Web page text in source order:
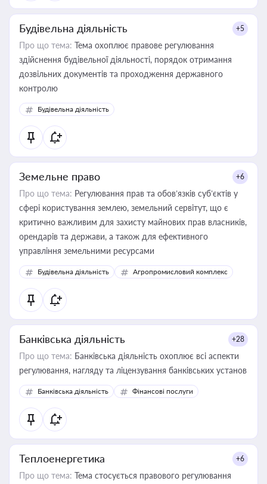
Будівельна діяльність +5
Про що тема: Тема охоплює правове регулювання
здійснення будівельної діяльності, порядок отримання
дозвільних документів та проходження державного
контролю
Будівельна діяльність
Земельне право +6
Про що тема: Регулювання прав та обов’язків суб’єктів у
сфері користування землею, земельний сервітут, що є
критично важливим для захисту майнових прав власників,
орендарів та держави, а також для ефективного
управління земельними ресурсами
Будівельна діяльність Агропромисловий комплекс
Банківська діяльність +28
Про що тема: Банківська діяльність охоплює всі аспекти
регулювання, нагляду та ліцензування банківських установ
Банківська діяльність Фінансові послуги
Теплоенергетика +6
Про що тема: Тема стосується правового регулювання